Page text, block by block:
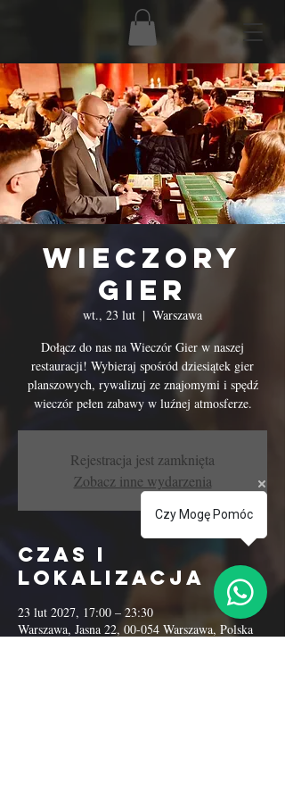
Wieczory
Gier
wt., 23 lut
  |
Warszawa
Dołącz do nas na Wieczór Gier w naszej
restauracji! Wybieraj spośród dziesiątek gier
planszowych, rywalizuj ze znajomymi i spędź
wieczór pełen zabawy w luźnej atmosferze.
Rejestracja jest zamknięta
Zobacz inne wydarzenia
Czas i
lokalizacja
23 lut 2027, 17:00 – 23:30
Warszawa, Jasna 22, 00-054 Warszawa, Polska
Czy Mogę Pomóc